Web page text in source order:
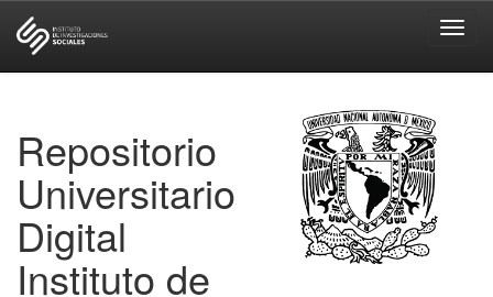
Repositorio
Universitario
Digital
Instituto de